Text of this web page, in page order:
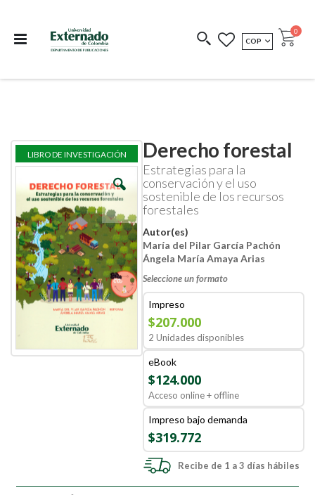
COEDICIONES REDIMIR CÓDIGO
MONEDA
COP Cart
0
Derecho forestal
Estrategias para la
conservación y el uso
sostenible de los recursos
forestales
Autor(es)
María del Pilar García Pachón
Ángela María Amaya Arias
Seleccione un formato
Impreso
$207.000
2 Unidades disponibles
eBook
$124.000
Acceso online + offline
Impreso bajo demanda
$319.772
Recibe de 1 a 3 días hábiles
Skip
images
gallery
Skip
beginning
images
gallery
LIBRO DE INVESTIGACIÓN